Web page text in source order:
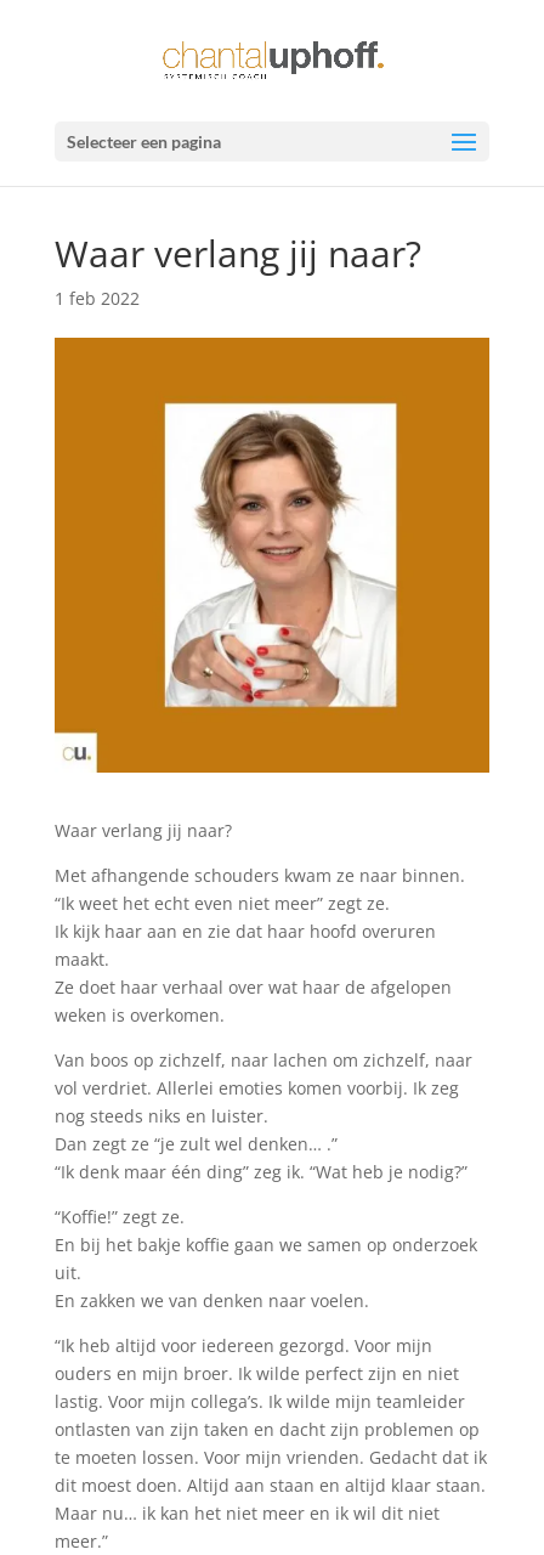
Selecteer een pagina
Waar verlang jij naar?
1 feb 2022
Waar verlang jij naar?
Met afhangende schouders kwam ze naar binnen.
“Ik weet het echt even niet meer” zegt ze.
Ik kijk haar aan en zie dat haar hoofd overuren
maakt.
Ze doet haar verhaal over wat haar de afgelopen
weken is overkomen.
Van boos op zichzelf, naar lachen om zichzelf, naar
vol verdriet. Allerlei emoties komen voorbij. Ik zeg
nog steeds niks en luister.
Dan zegt ze “je zult wel denken… .”
“Ik denk maar één ding” zeg ik. “Wat heb je nodig?”
“Koffie!” zegt ze.
En bij het bakje koffie gaan we samen op onderzoek
uit.
En zakken we van denken naar voelen.
“Ik heb altijd voor iedereen gezorgd. Voor mijn
ouders en mijn broer. Ik wilde perfect zijn en niet
lastig. Voor mijn collega’s. Ik wilde mijn teamleider
ontlasten van zijn taken en dacht zijn problemen op
te moeten lossen. Voor mijn vrienden. Gedacht dat ik
dit moest doen. Altijd aan staan en altijd klaar staan.
Maar nu… ik kan het niet meer en ik wil dit niet
meer.”